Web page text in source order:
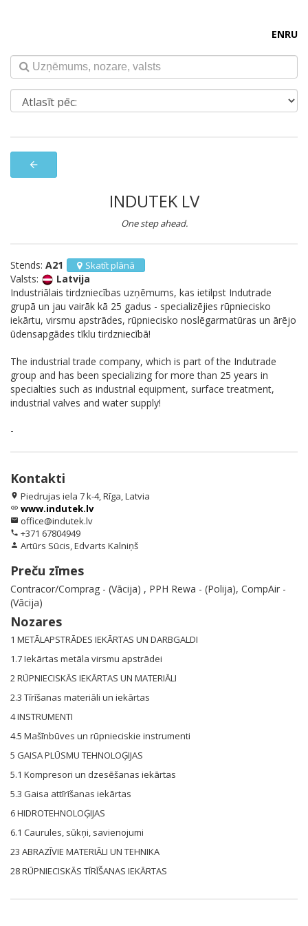
ENRU
arrow_back
INDUTEK LV
One step ahead.
Stends: A21 Skatīt plānā
Valsts:
Latvija
Industriālais tirdzniecības uzņēmums, kas ietilpst Indutrade
grupā un jau vairāk kā 25 gadus - specializējies rūpniecisko
iekārtu, virsmu apstrādes, rūpniecisko noslēgarmatūras un ārējo
ūdensapgādes tīklu tirdzniecībā!
The industrial trade company, which is part of the Indutrade
group and has been specializing for more than 25 years in
specialties such as industrial equipment, surface treatment,
industrial valves and water supply!
-
Kontakti
location_on Piedrujas iela 7 k-4, Rīga, Latvia
link www.indutek.lv
email office@indutek.lv
phone +371 67804949
person Artūrs Sūcis, Edvarts Kalniņš
Preču zīmes
Contracor/Comprag - (Vācija) , PPH Rewa - (Polija), CompAir -
(Vācija)
Nozares
1 METĀLAPSTRĀDES IEKĀRTAS UN DARBGALDI
1.7 Iekārtas metāla virsmu apstrādei
2 RŪPNIECISKĀS IEKĀRTAS UN MATERIĀLI
2.3 Tīrīšanas materiāli un iekārtas
4 INSTRUMENTI
4.5 Mašīnbūves un rūpnieciskie instrumenti
5 GAISA PLŪSMU TEHNOLOĢIJAS
5.1 Kompresori un dzesēšanas iekārtas
5.3 Gaisa attīrīšanas iekārtas
6 HIDROTEHNOLOĢIJAS
6.1 Caurules, sūkņi, savienojumi
23 ABRAZĪVIE MATERIĀLI UN TEHNIKA
28 RŪPNIECISKĀS TĪRĪŠANAS IEKĀRTAS